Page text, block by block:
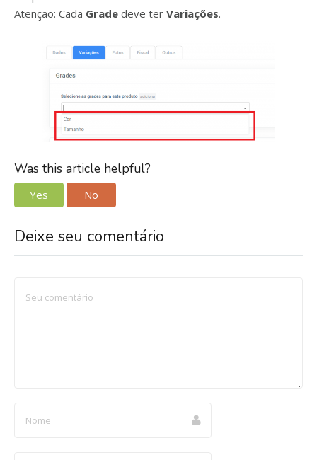
Atenção: Cada Grade deve ter Variações.
Was this article helpful?
Yes No
Deixe seu comentário